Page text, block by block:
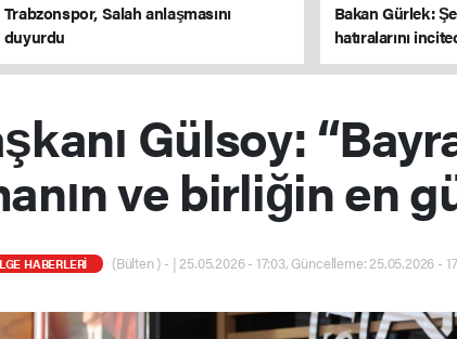
Trabzonspor, Salah anlaşmasını
duyurdu
Bakan Gürlek:
hatıralarını
verilmeyecek
Gülsoy:
ve birliğin en
HABERLERİ (Bülten ) - | 25.05.2026 - 17:03, Güncelleme: 25.05.2026 -